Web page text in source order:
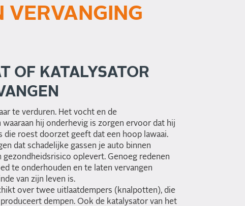
OF KATALYSATOR
te verduren. Het vocht en de
hij onderhevig is zorgen ervoor dat hij
die roest doorzet geeft dat een hoop lawaai.
dat schadelijke gassen je auto binnen
gezondheidsrisico oplevert. Genoeg redenen
te onderhouden en te laten vervangen
van zijn leven is.
over twee uitlaatdempers (knalpotten), die
dempen. Ook de katalysator van het